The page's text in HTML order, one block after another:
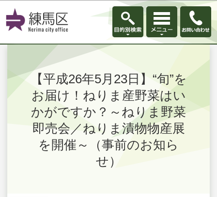
このページの本文へ移動
【平成26年5月23日】“旬”を
お届け！ねりま産野菜はい
かがですか？～ねりま野菜
即売会／ねりま漬物物産展
を開催～（事前のお知ら
せ）